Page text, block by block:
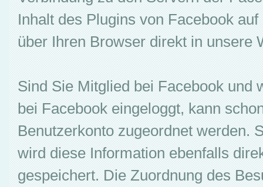
Inhalt des Plugins von Facebook
über Ihren Browser direkt in unsere
Sind Sie Mitglied bei Facebook und
bei Facebook eingeloggt, kann
Benutzerkonto zugeordnet werden.
wird diese Information ebenfalls
gespeichert. Die Zuordnung des